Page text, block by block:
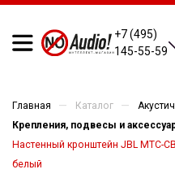
+7 (495)
145-55-59
Главная — Каталог —
Крепления, подвесы и
Настенный кронштейн JBL MTC-
белый